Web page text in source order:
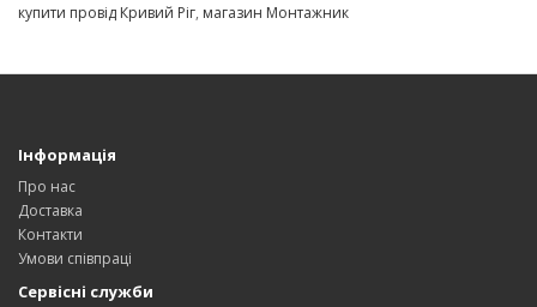
купити провід Кривий Ріг, магазин Монтажник
Інформація
Про нас
Доставка
Контакти
Умови співпраці
Сервісні служби